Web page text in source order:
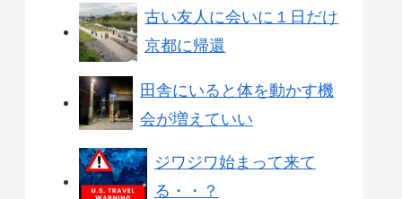
古い友人に会いに１日だけ
京都に帰還
田舎にいると体を動かす機
会が増えていい
ジワジワ始まって来て
る・・？